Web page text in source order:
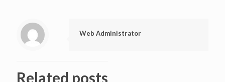
Web Administrator
Related posts